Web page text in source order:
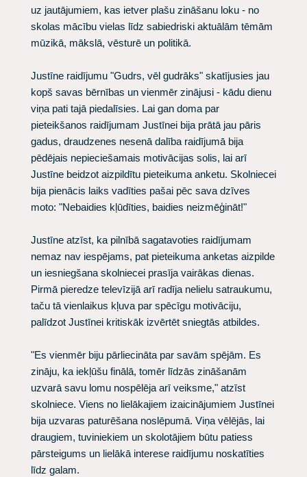
uz jautājumiem, kas ietver plašu zināšanu loku - no
skolas mācību vielas līdz sabiedriski aktuālām tēmām
mūzikā, mākslā, vēsturē un politikā.
Justīne raidījumu "Gudrs, vēl gudrāks" skatījusies jau
kopš savas bērnības un vienmēr zinājusi - kādu dienu
viņa pati tajā piedalīsies. Lai gan doma par
pieteikšanos raidījumam Justīnei bija prātā jau pāris
gadus, draudzenes nesenā dalība raidījumā bija
pēdējais nepieciešamais motivācijas solis, lai arī
Justīne beidzot aizpildītu pieteikuma anketu. Skolniecei
bija pienācis laiks vadīties pašai pēc sava dzīves
moto: "Nebaidies kļūdīties, baidies neizmēģināt!"
Justīne atzīst, ka pilnībā sagatavoties raidījumam
nemaz nav iespējams, pat pieteikuma anketas aizpilde
un iesniegšana skolniecei prasīja vairākas dienas.
Pirmā pieredze televīzijā arī radīja nelielu satraukumu,
taču tā vienlaikus kļuva par spēcīgu motivāciju,
palīdzot Justīnei kritiskāk izvērtēt sniegtās atbildes.
"Es vienmēr biju pārliecināta par savām spējām. Es
zināju, ka iekļūšu finālā, tomēr līdzās zināšanām
uzvarā savu lomu nospēlēja arī veiksme," atzīst
skolniece. Viens no lielākajiem izaicinājumiem Justīnei
bija uzvaras paturēšana noslēpumā. Viņa vēlējās, lai
draugiem, tuviniekiem un skolotājiem būtu patiess
pārsteigums un lielākā interese raidījumu noskatīties
līdz galam.